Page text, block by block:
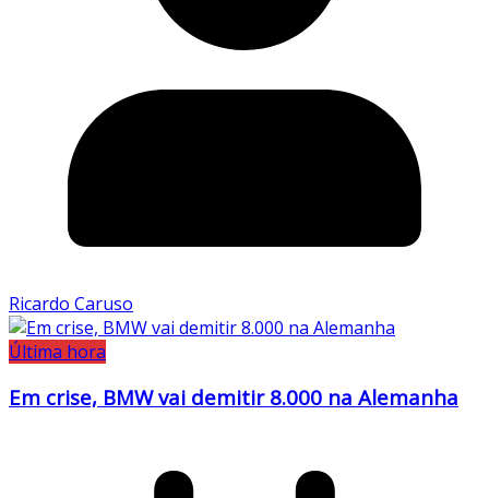
Ricardo Caruso
Última hora
Em crise, BMW vai demitir 8.000 na Alemanha